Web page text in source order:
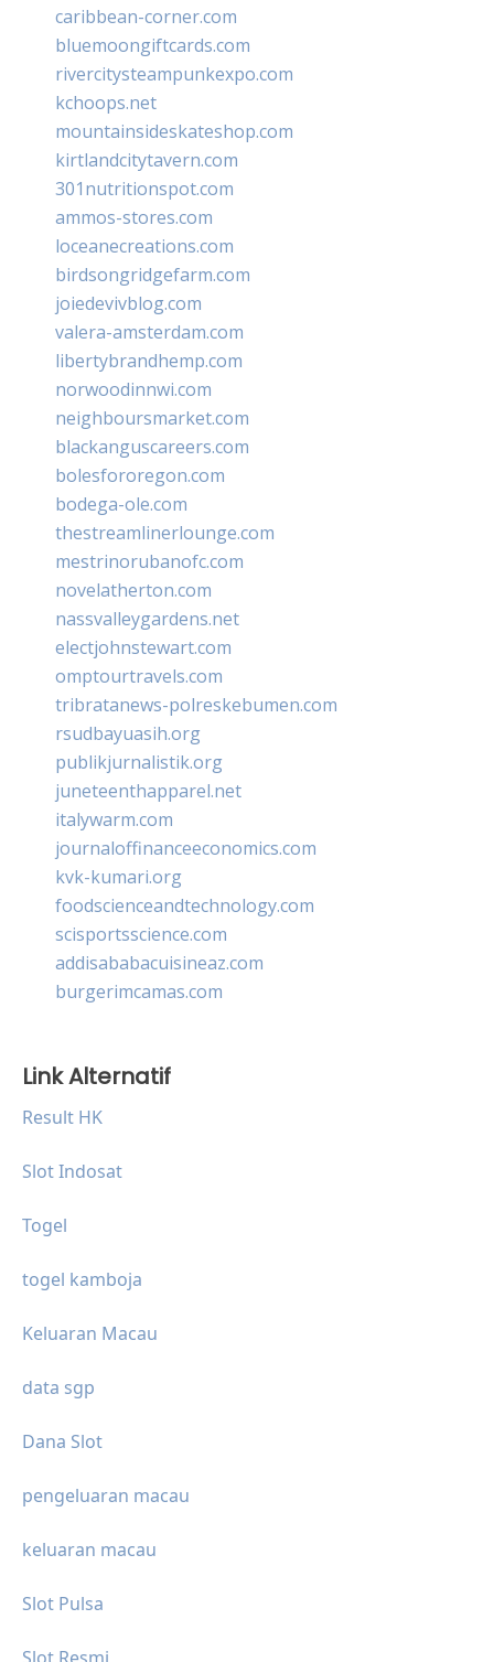
caribbean-corner.com
bluemoongiftcards.com
rivercitysteampunkexpo.com
kchoops.net
mountainsideskateshop.com
kirtlandcitytavern.com
301nutritionspot.com
ammos-stores.com
loceanecreations.com
birdsongridgefarm.com
joiedevivblog.com
valera-amsterdam.com
libertybrandhemp.com
norwoodinnwi.com
neighboursmarket.com
blackanguscareers.com
bolesfororegon.com
bodega-ole.com
thestreamlinerlounge.com
mestrinorubanofc.com
novelatherton.com
nassvalleygardens.net
electjohnstewart.com
omptourtravels.com
tribratanews-polreskebumen.com
rsudbayuasih.org
publikjurnalistik.org
juneteenthapparel.net
italywarm.com
journaloffinanceeconomics.com
kvk-kumari.org
foodscienceandtechnology.com
scisportsscience.com
addisababacuisineaz.com
burgerimcamas.com
Link Alternatif
Result HK
Slot Indosat
Togel
togel kamboja
Keluaran Macau
data sgp
Dana Slot
pengeluaran macau
keluaran macau
Slot Pulsa